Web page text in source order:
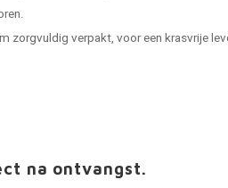
zorgvuldig verpakt, voor een krasvrije
na ontvangst.